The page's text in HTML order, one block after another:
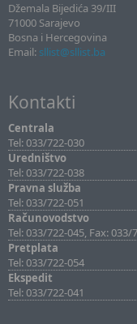
Džemala Bijedića 39/III
71000 Sarajevo
Bosna i Hercegovina
Email: sllist@sllist.ba
Kontakti
Centrala
Tel: 033/722-030
Uredništvo
Tel: 033/722-038
Pravna služba
Tel: 033/722-051
Računovodstvo
Tel: 033/722-045, Fax: 033/
Pretplata
Tel: 033/722-054
Ekspedit
Tel: 033/722-041